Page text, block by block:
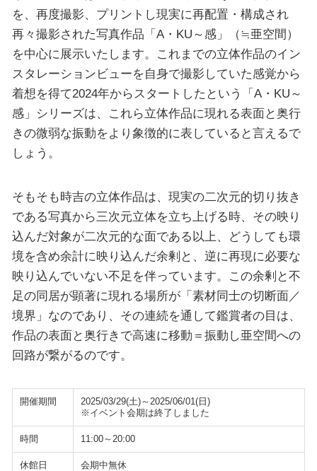
を、再度撮影、プリントし現実に再配置・構成され
再々撮影された写真作品「A・KU～感」（≒亜空間）
を中心に展示いたします。これまでの立体作品のイン
スタレーションビューを自身で撮影していた感覚から
着想を得て2024年からスタートしたという「A・KU～
感」シリーズは、これら立体作品に現れる表面と奥行
きの微弱な振動をより象徴的に表していると言えるで
しょう。
そもそも時吉の立体作品は、現実の二次元的切り抜き
である写真から三次元立体を立ち上げる時、その映り
込んだ対象が二次元的な面である以上、どうしても環
境を含め余計に映り込んだ余剰と、逆に再現に必要な
映り込んでいない不足を伴っています。この余剰と不
足の同居が顕著に現れる場所が「素材同士の切断面／
境界」なのであり、その連続を通して鑑賞者の目は、
作品の表面と奥行きで高速に移動＝振動し亜空間への
回路が繋がるのです。
開催期間
2025/03/29(土)～2025/06/01(日)
※イベント会期は終了しました
時間 11:00～20:00
休館日 会期中無休